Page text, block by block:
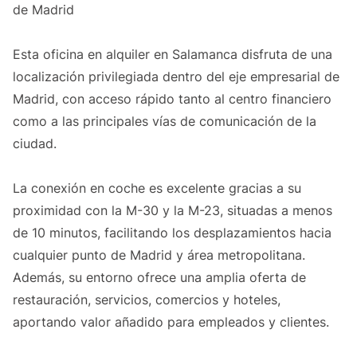
de Madrid
Esta oficina en alquiler en Salamanca disfruta de una
localización privilegiada dentro del eje empresarial de
Madrid, con acceso rápido tanto al centro financiero
como a las principales vías de comunicación de la
ciudad.
La conexión en coche es excelente gracias a su
proximidad con la M-30 y la M-23, situadas a menos
de 10 minutos, facilitando los desplazamientos hacia
cualquier punto de Madrid y área metropolitana.
Además, su entorno ofrece una amplia oferta de
restauración, servicios, comercios y hoteles,
aportando valor añadido para empleados y clientes.